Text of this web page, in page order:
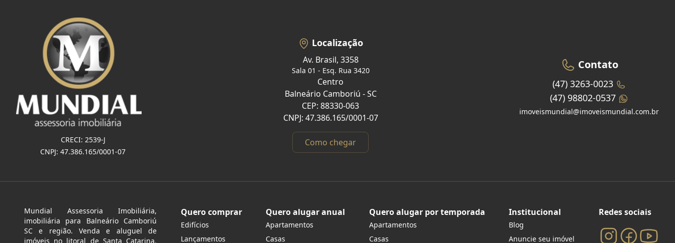
CRECI: 2539-J
CNPJ: 47.386.165/0001-07
Localização
Av. Brasil, 3358
Sala 01 - Esq. Rua 3420
Centro
Balneário Camboriú - SC
CEP: 88330-063
CNPJ: 47.386.165/0001-07
Como chegar
Contato
(47) 3263-0023
(47) 98802-0537
imoveismundial@imoveismundial.com.br
Mundial Assessoria Imobiliária,
imobiliária para Balneário Camboriú
SC e região. Venda e aluguel de
imóveis no litoral de Santa Catarina.
Quero comprar
Edifícios
Lançamentos
Quero alugar anual
Apartamentos
Casas
Quero alugar por temporada
Apartamentos
Casas
Institucional
Blog
Anuncie seu imóvel
Redes sociais